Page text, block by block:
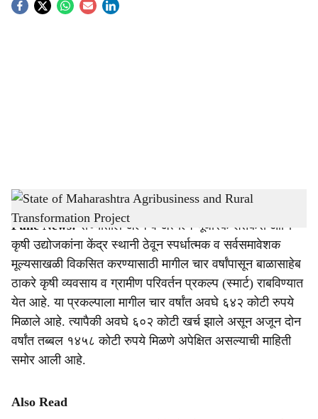
S
h
a
r
e
State of Maharashtra Agribusiness and Rural Transformation Project-
Pune News:राज्यातील अल्प व अत्यल्प भूधारक शेतकरी आणि
कृषी उद्योजकांना केंद्र स्थानी ठेवून स्पर्धात्मक व सर्वसमावेशक
मूल्यसाखळी विकसित करण्यासाठी मागील चार वर्षांपासून बाळासाहेब
ठाकरे कृषी व्यवसाय व ग्रामीण परिवर्तन प्रकल्प (स्मार्ट) राबविण्यात
येत आहे. या प्रकल्पाला मागील चार वर्षांत अवघे ६४२ कोटी रुपये
मिळाले आहे. त्यापैकी अवघे ६०२ कोटी खर्च झाले असून अजून दोन
वर्षांत तब्बल १४५८ कोटी रुपये मिळणे अपेक्षित असल्याची माहिती
समोर आली आहे.
Also Read